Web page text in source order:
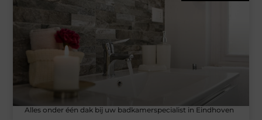
Alles onder één dak bij uw badkamerspecialist in Eindhoven